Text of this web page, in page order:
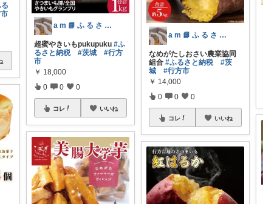
a m 📘 ふ る さ と 納 税 本
超蜜やきいもpukupuku#ふ
るさと納税
#茨城
#行方
市
￥ 18,000
0 0 0
コレ いいね
a m 📘 ふ る さ と 納 税 本
なめがたしおさい農業協同
組合#ふるさと納税
#茨
城
#行方市
￥ 14,000
0 0 0
コレ いいね